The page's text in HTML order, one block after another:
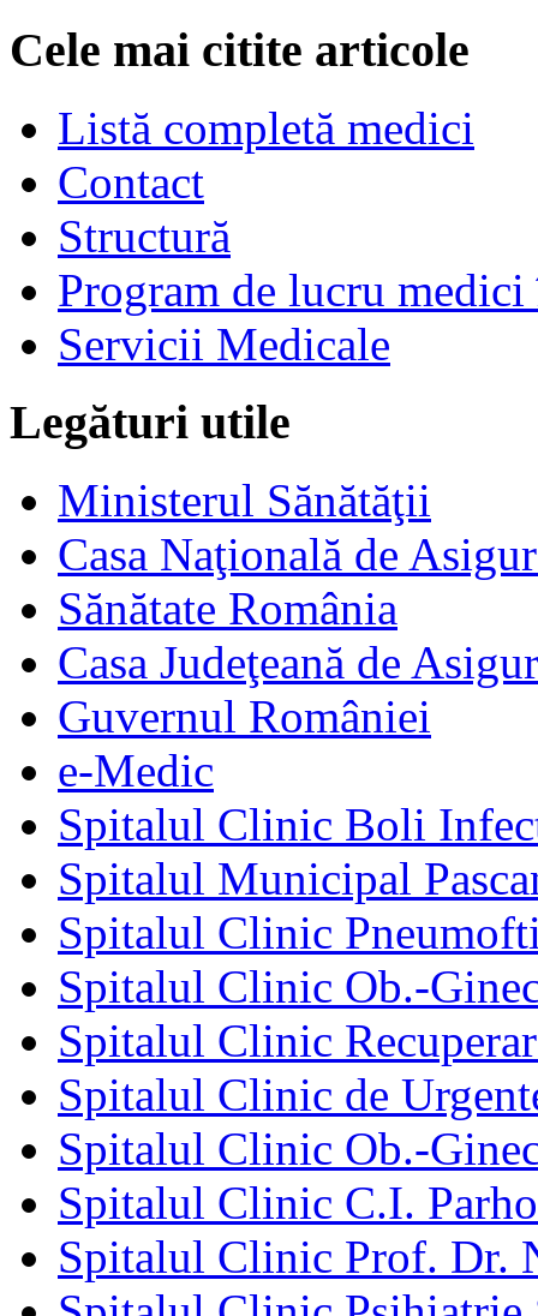
Cele mai citite articole
Listă completă medici
Contact
Structură
Program de lucru
Servicii Medicale
Legături utile
Ministerul Sănătăţii
Casa Naţională de
Sănătate România
Casa Judeţeană de
Guvernul României
e-Medic
Spitalul Clinic Boli
Spitalul Municipal
Spitalul Clinic
Spitalul Clinic Ob.-
Spitalul Clinic
Spitalul Clinic de
Spitalul Clinic Ob.-
Spitalul Clinic C.I.
Spitalul Clinic Prof. Dr.